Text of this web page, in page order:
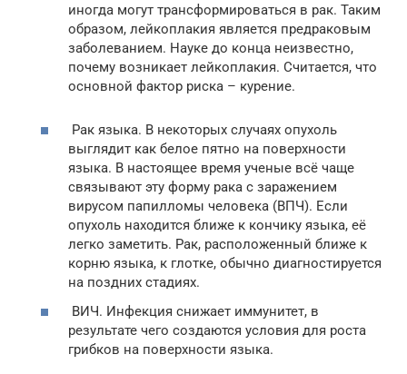
иногда могут трансформироваться в рак. Таким
образом, лейкоплакия является предраковым
заболеванием. Науке до конца неизвестно,
почему возникает лейкоплакия. Считается, что
основной фактор риска – курение.
Рак языка. В некоторых случаях опухоль
выглядит как белое пятно на поверхности
языка. В настоящее время ученые всё чаще
связывают эту форму рака с заражением
вирусом папилломы человека (ВПЧ). Если
опухоль находится ближе к кончику языка, её
легко заметить. Рак, расположенный ближе к
корню языка, к глотке, обычно диагностируется
на поздних стадиях.
ВИЧ. Инфекция снижает иммунитет, в
результате чего создаются условия для роста
грибков на поверхности языка.